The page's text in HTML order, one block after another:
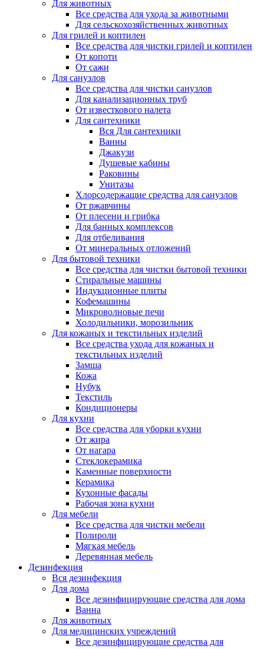
Для животных
Все средства для ухода за животными
Для сельскохозяйственных животных
Для грилей и коптилен
Все средства для чистки грилей и коптилен
От копоти
От сажи
Для санузлов
Все средства для чистки санузлов
Для канализационных труб
От известкового налета
Для сантехники
Вся Для сантехники
Ванны
Джакузи
Душевые кабины
Раковины
Унитазы
Хлорсодержащие средства для санузлов
От ржавчины
От плесени и грибка
Для банных комплексов
Для отбеливания
От минеральных отложений
Для бытовой техники
Все средства для чистки бытовой техники
Стиральные машины
Индукционные плиты
Кофемашины
Микроволновые печи
Холодильники, морозильник
Для кожаных и текстильных изделий
Все средства ухода для кожаных и
текстильных изделий
Замша
Кожа
Нубук
Текстиль
Кондиционеры
Для кухни
Все средства для уборки кухни
От жира
От нагара
Стеклокерамика
Каменные поверхности
Керамика
Кухонные фасады
Рабочая зона кухни
Для мебели
Все средства для чистки мебели
Полироли
Мягкая мебель
Деревянная мебель
Дезинфекция
Вся дезинфекция
Для дома
Все дезинфицирующие средства для дома
Ванна
Для животных
Для медицинских учреждений
Все дезинфицирующие средства для